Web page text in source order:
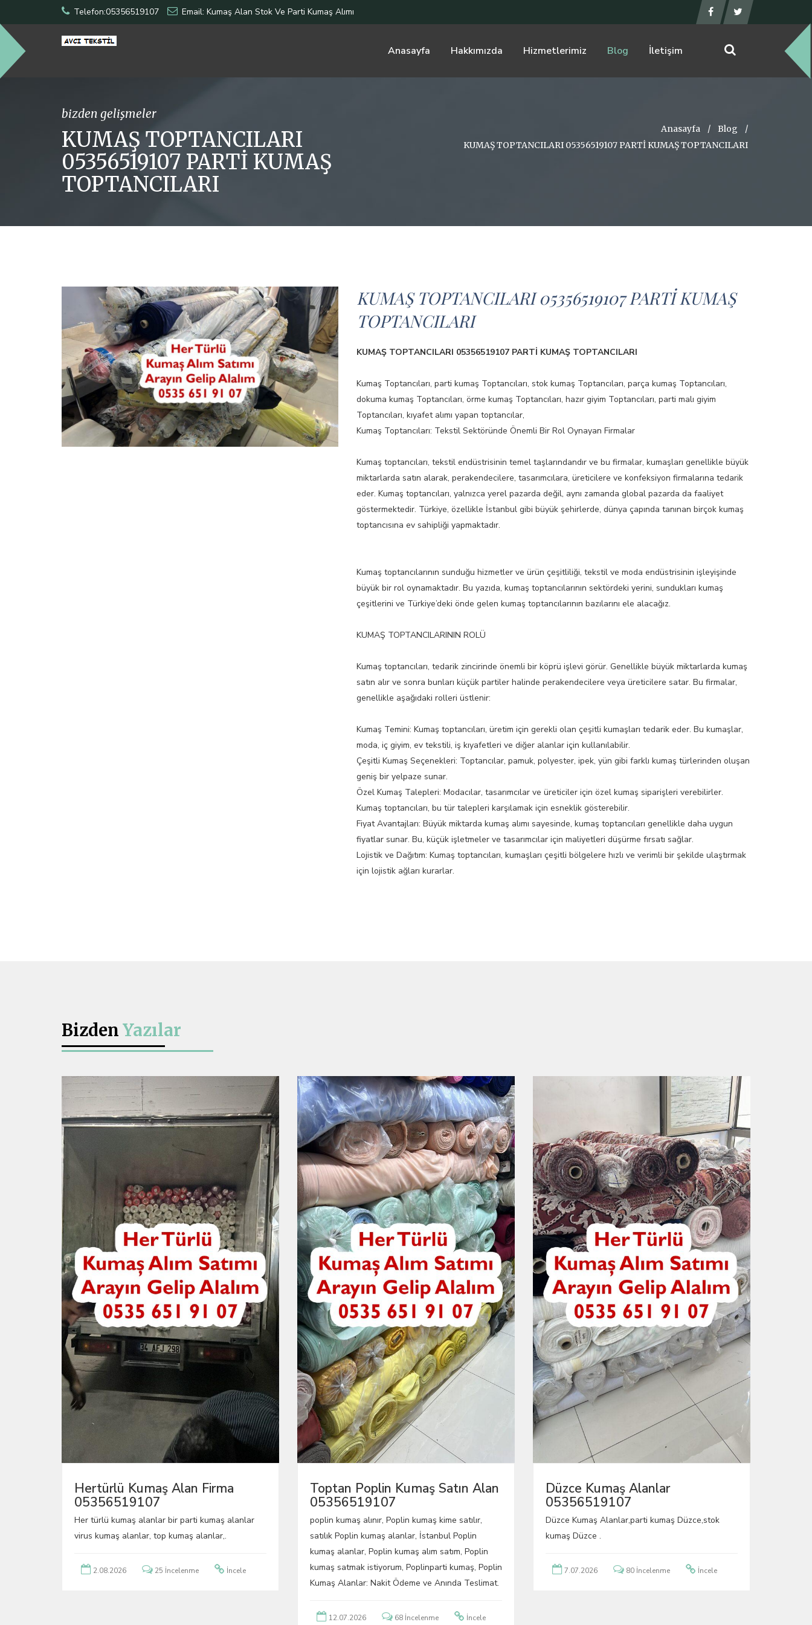
Telefon:05356519107 Email: Kumaş Alan Stok Ve Parti Kumaş Alımı
Anasayfa Hakkımızda Hizmetlerimiz Blog İletişim
bizden gelişmeler
KUMAŞ TOPTANCILARI
05356519107 PARTİ KUMAŞ
TOPTANCILARI
Anasayfa / Blog
/
KUMAŞ TOPTANCILARI 05356519107 PARTİ KUMAŞ TOPTANCILARI
KUMAŞ TOPTANCILARI 05356519107 PARTİ KUMAŞ
TOPTANCILARI
KUMAŞ TOPTANCILARI 05356519107 PARTİ KUMAŞ TOPTANCILARI
Kumaş Toptancıları, parti kumaş Toptancıları, stok kumaş Toptancıları, parça kumaş Toptancıları,
dokuma kumaş Toptancıları, örme kumaş Toptancıları, hazır giyim Toptancıları, parti malı giyim
Toptancıları, kıyafet alımı yapan toptancılar,
Kumaş Toptancıları: Tekstil Sektöründe Önemli Bir Rol Oynayan Firmalar
Kumaş toptancıları, tekstil endüstrisinin temel taşlarındandır ve bu firmalar, kumaşları genellikle büyük
miktarlarda satın alarak, perakendecilere, tasarımcılara, üreticilere ve konfeksiyon firmalarına tedarik
eder. Kumaş toptancıları, yalnızca yerel pazarda değil, aynı zamanda global pazarda da faaliyet
göstermektedir. Türkiye, özellikle İstanbul gibi büyük şehirlerde, dünya çapında tanınan birçok kumaş
toptancısına ev sahipliği yapmaktadır.
Kumaş toptancılarının sunduğu hizmetler ve ürün çeşitliliği, tekstil ve moda endüstrisinin işleyişinde
büyük bir rol oynamaktadır. Bu yazıda, kumaş toptancılarının sektördeki yerini, sundukları kumaş
çeşitlerini ve Türkiye’deki önde gelen kumaş toptancılarının bazılarını ele alacağız.
KUMAŞ TOPTANCILARININ ROLÜ
Kumaş toptancıları, tedarik zincirinde önemli bir köprü işlevi görür. Genellikle büyük miktarlarda kumaş
satın alır ve sonra bunları küçük partiler halinde perakendecilere veya üreticilere satar. Bu firmalar,
genellikle aşağıdaki rolleri üstlenir:
Kumaş Temini: Kumaş toptancıları, üretim için gerekli olan çeşitli kumaşları tedarik eder. Bu kumaşlar,
moda, iç giyim, ev tekstili, iş kıyafetleri ve diğer alanlar için kullanılabilir.
Çeşitli Kumaş Seçenekleri: Toptancılar, pamuk, polyester, ipek, yün gibi farklı kumaş türlerinden oluşan
geniş bir yelpaze sunar.
Özel Kumaş Talepleri: Modacılar, tasarımcılar ve üreticiler için özel kumaş siparişleri verebilirler.
Kumaş toptancıları, bu tür talepleri karşılamak için esneklik gösterebilir.
Fiyat Avantajları: Büyük miktarda kumaş alımı sayesinde, kumaş toptancıları genellikle daha uygun
fiyatlar sunar. Bu, küçük işletmeler ve tasarımcılar için maliyetleri düşürme fırsatı sağlar.
Lojistik ve Dağıtım: Kumaş toptancıları, kumaşları çeşitli bölgelere hızlı ve verimli bir şekilde ulaştırmak
için lojistik ağları kurarlar.
Bizden Yazılar
Hertürlü Kumaş Alan Firma
05356519107
Her türlü kumaş alanlar bir parti kumaş alanlar
virus kumaş alanlar, top kumaş alanlar,.
2.08.2026 25 İncelenme İncele
Toptan Poplin Kumaş Satın Alan
05356519107
poplin kumaş alınır, Poplin kumaş kime satılır,
satılık Poplin kumaş alanlar, İstanbul Poplin
kumaş alanlar, Poplin kumaş alım satım, Poplin
kumaş satmak istiyorum, Poplinparti kumaş, Poplin
Kumaş Alanlar: Nakit Ödeme ve Anında Teslimat.
12.07.2026 68 İncelenme İncele
Düzce Kumaş Alanlar
05356519107
Düzce Kumaş Alanlar,parti kumaş Düzce,stok
kumaş Düzce .
7.07.2026 80 İncelenme İncele